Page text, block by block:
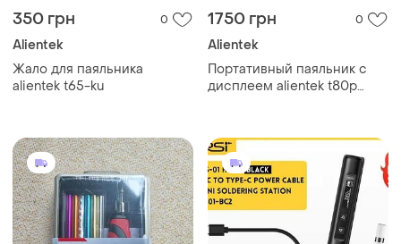
350 грн 0
Alientek
Жало для паяльника
alientek t65-ku
1750 грн 0
Alientek
Портативный паяльник с
дисплеем alientek t80p